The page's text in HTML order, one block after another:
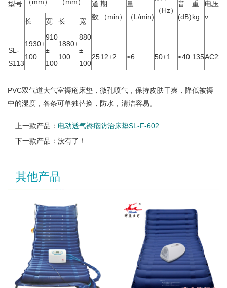
型号 （mm） （mm）
道
数
期
（min）
量
（L/min)
（Hz）
音
(dB)
重
kg
电压
v
长 宽 长 宽
SL-
S113
1930±
100
910
±
100
1880±
100
880
±
100
2512±2 ≥6 50±1 ≤40 135
PVC双气道大气室褥疮床垫，微孔喷气，保持皮肤干爽，降低被褥
中的湿度，各条可单独替换，防水，清洁容易。
上一款产品： 电动透气褥疮防治床垫SL-F-602
下一款产品：没有了！
其他产品